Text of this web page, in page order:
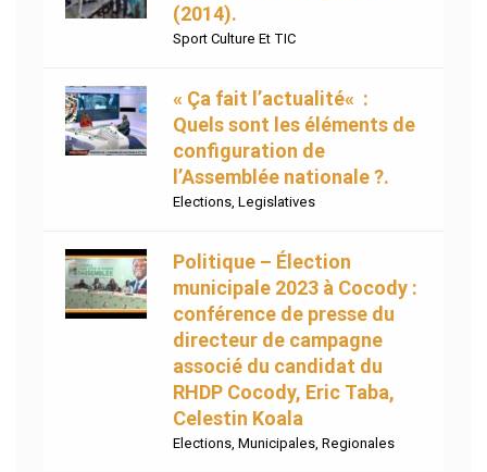
(2014).
Sport Culture Et TIC
« Ça fait l’actualité« :
Quels sont les éléments de
configuration de
l’Assemblée nationale ?.
Elections Legislatives
Politique – Élection
municipale 2023 à Cocody :
conférence de presse du
directeur de campagne
associé du candidat du
RHDP Cocody, Eric Taba,
Celestin Koala
Elections Municipales Regionales